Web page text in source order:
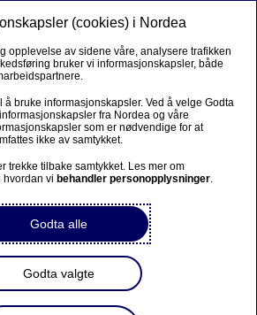
(cookies) i Nordea
opplevelse av sidene våre, analysere trafikken
bruker vi informasjonskapsler, både
å bruke informasjonskapsler. Ved å velge Godta
fra Nordea og våre
som er nødvendige for at
ikke av samtykket.
trekke tilbake samtykket. Les mer om
hvordan vi behandler personopplysninger.
Godta alle
Godta valgte